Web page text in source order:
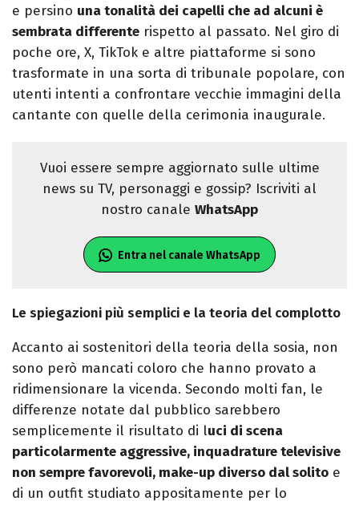
e persino una tonalità dei capelli che ad alcuni è
sembrata differente rispetto al passato. Nel giro di
poche ore, X, TikTok e altre piattaforme si sono
trasformate in una sorta di tribunale popolare, con
utenti intenti a confrontare vecchie immagini della
cantante con quelle della cerimonia inaugurale.
Vuoi essere sempre aggiornato sulle ultime
news su TV, personaggi e gossip? Iscriviti al
nostro canale WhatsApp
Entra nel canale WhatsApp
Le spiegazioni più semplici e la teoria del complotto
Accanto ai sostenitori della teoria della sosia, non
sono però mancati coloro che hanno provato a
ridimensionare la vicenda. Secondo molti fan, le
differenze notate dal pubblico sarebbero
semplicemente il risultato di luci di scena
particolarmente aggressive, inquadrature televisive
non sempre favorevoli, make-up diverso dal solito e
di un outfit studiato appositamente per lo